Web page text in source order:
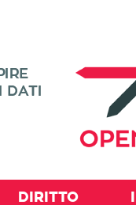
DIRITTO